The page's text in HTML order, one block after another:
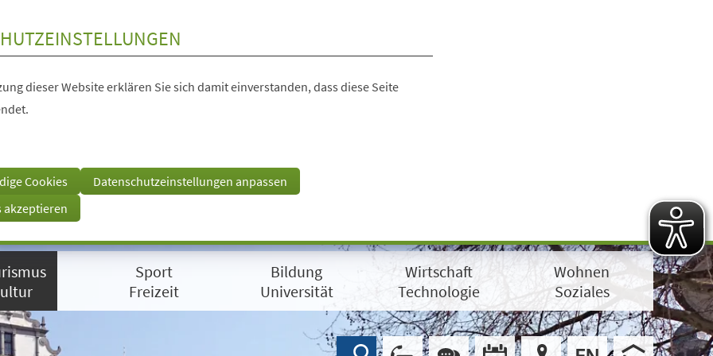
dieser Website erklären Sie sich damit einverstanden, dass diese Seite
Cookies
Datenschutzeinstellungen anpassen
akzeptieren
Sport
Freizeit
Bildung
Universität
Wirtschaft
Technologie
Wohnen
Soziales